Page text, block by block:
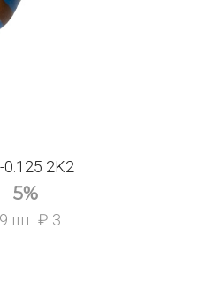
0.125 2K2
5%
шт. ₽ 3